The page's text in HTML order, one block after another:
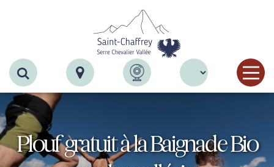
Recherche
Plouf gratuit à la Baignade Bio